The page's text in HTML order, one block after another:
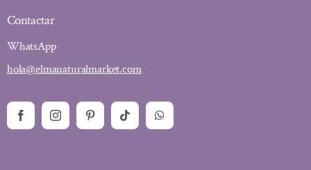
Contactar
WhatsApp
hola@elmanaturalmarket.com